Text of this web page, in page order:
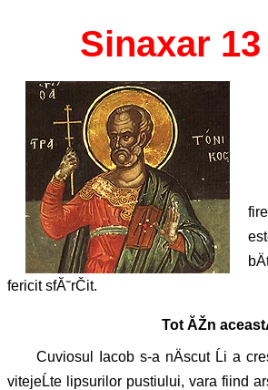
Sinaxar
fericit sfĂ˘rČit.
Tot ĂŽn
Cuviosul Iacob s-a nÄscut Ĺi a
vitejeĹte lipsurilor pustiului, vara fiind